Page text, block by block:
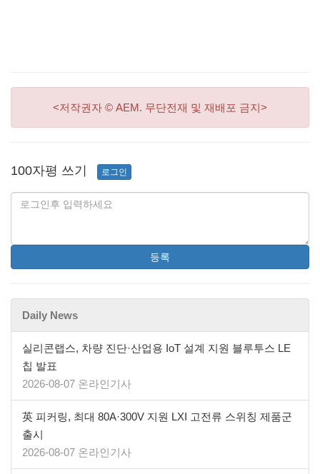
<저작권자 © AEM. 무단전재 및 재배포 금지>
100자평 쓰기 로그인
등록
Daily News
실리콘랩스, 차량 진단·산업용 IoT 설계 지원 블루투스 LE
칩 발표
2026-08-07 온라인기사
英 피커링, 최대 80A·300V 지원 LXI 고전류 스위칭 제품군
출시
2026-08-07 온라인기사